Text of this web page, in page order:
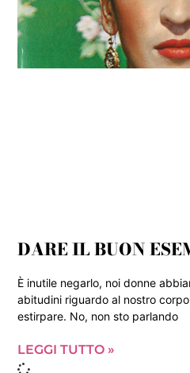
DARE IL BUON
È inutile negarlo, noi donne
abitudini riguardo al nostro
estirpare. No, non sto parlando
LEGGI TUTTO »